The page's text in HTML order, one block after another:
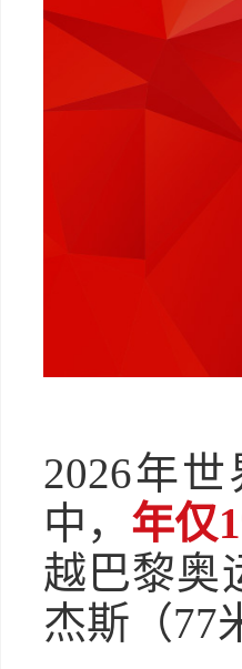
2026年
中， 年仅
越巴黎奥
杰斯（77